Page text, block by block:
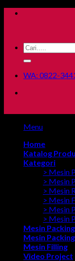
Skip
Search
for:
WA: 0822-
Menu
Home
Katalog
Kategori
> Mesin
> Mesin
> Mesin
> Mesin
> Mesin
> Mesin
Mesin
Mesin
Mesin Filling
Video Project